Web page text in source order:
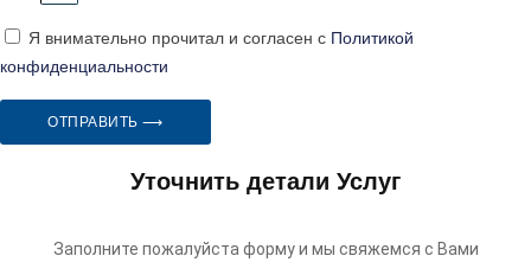
Я внимательно прочитал и согласен с Политикой
конфиденциальности
ОТПРАВИТЬ ⟶
Уточнить детали Услуг
Заполните пожалуйста форму и мы свяжемся с Вами